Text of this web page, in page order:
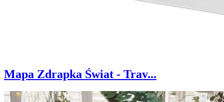
Mapa Zdrapka Świat - Trav...